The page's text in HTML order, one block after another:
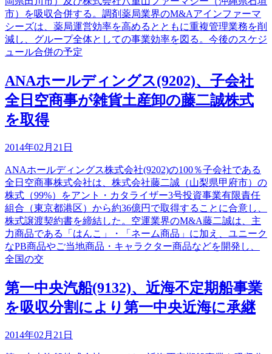
市）を吸収合併する。調剤薬局業界のM&Aアインファーマ
シーズは、薬局運営効率を高めるとともに重複管理業務を削
減し、グループ全体としての事業効率を図る。今後のスケジ
ュール合併の予定
ANAホールディングス(9202)、子会社
全日空商事が雑貨土産卸の藤二誠株式
を取得
2014年02月21日
ANAホールディングス株式会社(9202)の100％子会社である
全日空商事株式会社は、株式会社藤二誠（山梨県甲府市）の
株式（99%）をアント・カタライザー3号投資事業有限責任
組合（東京都港区）から約36億円で取得することに合意し、
株式譲渡契約書を締結した。空運業界のM&A藤二誠は、主
力商品である「はんこ」・「ネーム商品」に加え、ユニーク
なPB商品やご当地商品・キャラクター商品などを開発し、
全国の交
第一中央汽船(9132)、近海不定期船事業
を吸収分割により第一中央近海に承継
2014年02月21日